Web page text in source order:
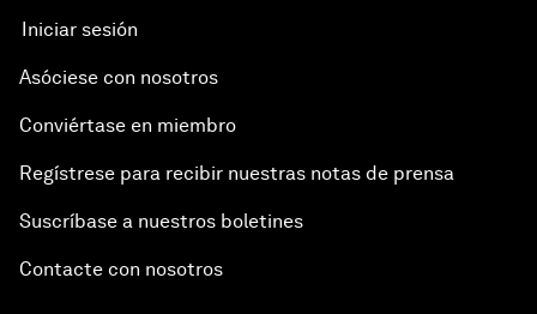
Iniciar sesión
Asóciese con nosotros
Conviértase en miembro
Regístrese para recibir nuestras notas de prensa
Suscríbase a nuestros boletines
Contacte con nosotros